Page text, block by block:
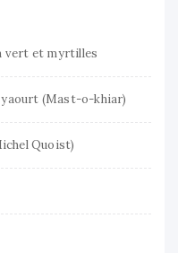
vert et myrtilles
yaourt (Mast-o-khiar)
Quoist)